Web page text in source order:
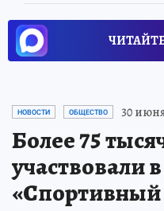
НОВОСТИ ОБЩЕСТВО 30
Более 75
участвовали
«Спортивный